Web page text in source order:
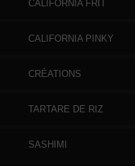
CALIFORNIA FRIT
CALIFORNIA PINKY
CRÉATIONS
TARTARE DE RIZ
SASHIMI